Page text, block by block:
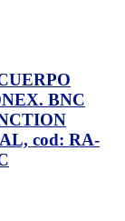
BNC
cod: RA-